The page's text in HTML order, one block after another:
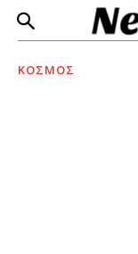
ΚΟΣΜΟΣ